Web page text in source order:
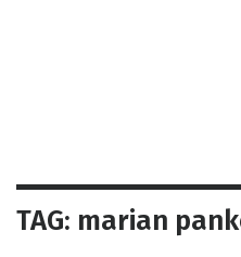
TAG: marian